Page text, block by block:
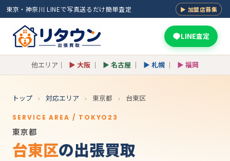
東京・神奈川 LINEで写真送るだけ簡単査定 ▶ 加盟店募集
LINE査定
他エリア｜ ▶ 大阪 ｜ ▶ 名古屋 ｜ ▶ 札幌 ｜ ▶ 福岡
トップ › 対応エリア › 東京都 › 台東区
SERVICE AREA / TOKYO23
東京都
台東区の出張買取